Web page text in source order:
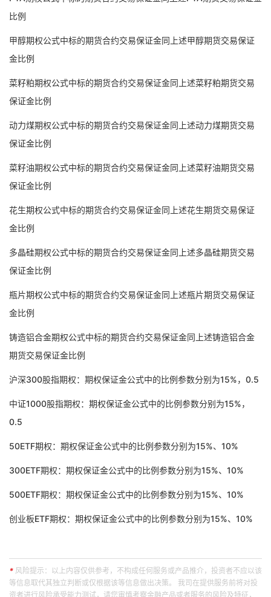
比例
甲醇期权公式中标的期货合约交易保证金同上述甲醇期货交易保证
金比例
菜籽粕期权公式中标的期货合约交易保证金同上述菜籽粕期货交易
保证金比例
动力煤期权公式中标的期货合约交易保证金同上述动力煤期货交易
保证金比例
菜籽油期权公式中标的期货合约交易保证金同上述菜籽油期货交易
保证金比例
花生期权公式中标的期货合约交易保证金同上述花生期货交易保证
金比例
多晶硅期权公式中标的期货合约交易保证金同上述多晶硅期货交易
保证金比例
瓶片期权公式中标的期货合约交易保证金同上述瓶片期货交易保证
金比例
铸造铝合金期权公式中标的期货合约交易保证金同上述铸造铝合金
期货交易保证金比例
沪深300股指期权：期权保证金公式中的比例参数分别为15%，0.5
中证1000股指期权：期权保证金公式中的比例参数分别为15%，
0.5
50ETF期权：期权保证金公式中的比例参数分别为15%、10%
300ETF期权：期权保证金公式中的比例参数分别为15%、10%
500ETF期权：期权保证金公式中的比例参数分别为15%、10%
创业板ETF期权：期权保证金公式中的比例参数分别为15%、10%
* 风险提示：以上内容仅供参考，不构成任何服务或产品推介，投资者不应以该
等信息取代其独立判断或仅根据该等信息做出决策。 我司在提供服务前将对投
资者进行风险承受能力测试，请您审慎考察金融产品或者服务的风险及特征，